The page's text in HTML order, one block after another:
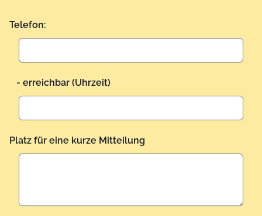
Telefon:
- erreichbar (Uhrzeit)
Platz für eine kurze Mitteilung